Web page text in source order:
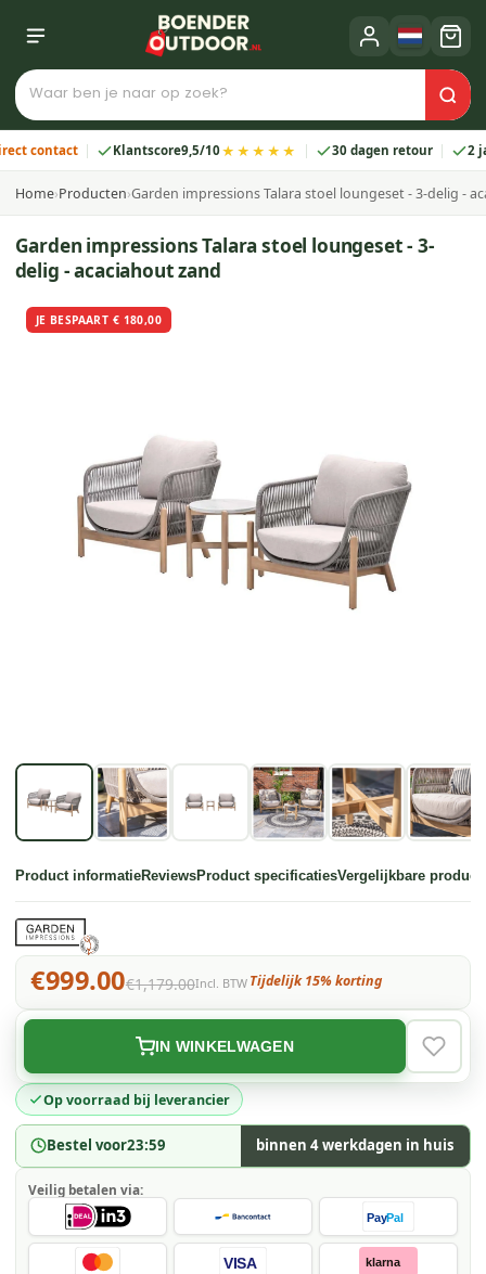
Klantscore9,5/10★★★★★ 30 dagen retour 2 jaar
Home›Producten›Garden impressions Talara stoel loungeset - 3-delig -
Garden impressions Talara stoel loungeset - 3-
delig - acaciahout zand
JE BESPAART € 180,00
Product informatieReviewsProduct specificatiesVergelijkbare
€999.00€1,179.00Incl. BTW Tijdelijk 15% korting
Op voorraad bij leverancier
Bestel voor23:59 binnen 4 werkdagen in huis
IN WINKELWAGEN
Veilig betalen via:
PayPal
VISA klarna